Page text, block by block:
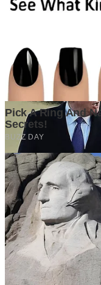
Persaingan Bisnis
Keberhasilan